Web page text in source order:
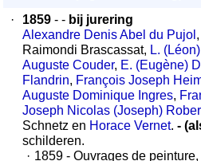
·
1859 - - bij jurering
Alexandre Denis Abel du Pujol ,
Raimondi Brascassat, L.
Auguste Couder, E. (Eugène)
Flandrin, François Joseph
Auguste Dominique Ingres,
Joseph Nicolas (Joseph)
Schnetz en Horace Vernet. -
schilderen.
· 1859 - Ouvrages de